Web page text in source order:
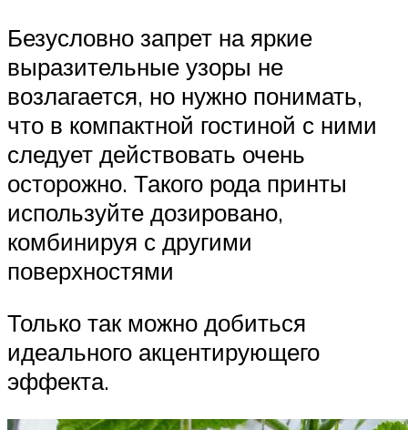
Безусловно запрет на яркие
выразительные узоры не
возлагается, но нужно понимать,
что в компактной гостиной с ними
следует действовать очень
осторожно. Такого рода принты
используйте дозировано,
комбинируя с другими
поверхностями
Только так можно добиться
идеального акцентирующего
эффекта.